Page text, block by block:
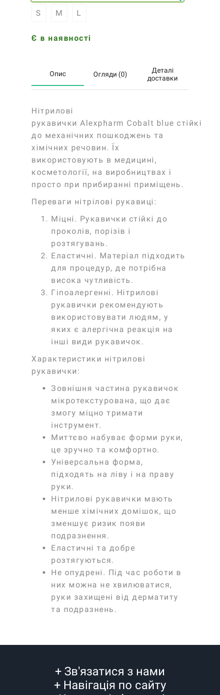
S M L
Є в наявності
Опис Огляди (0)
Деталі
доставки
Нітрилові
рукавички Alexpharm Cobalt blue стійкі
до механічних пошкоджень та
хімічних речовин. Їх
використовують в медицині,
косметології, на виробництвах і
просто при прибиранні приміщень.
Переваги нітрілові рукавиці:
Міцні . Рукавички стійкі до
проколів, порізів і
розтягувань.
Еластичні . Матеріал підходить
для процедур, де потрібна
висока чутливість.
Гіпоалергенні . Нітрилові
рукавички рекомендують
використовувати людям, у
яких є алергічна реакція на
інші види рукавичок.
Характеристики нітрилові
рукавички:
Зовнішня частина рукавичок
мікротекстурована, що дає
змогу міцно тримати
інструмент.
Миттєво набуває форми руки,
це зручно та комфортно.
Універсальна форма,
підходять на ліву і на праву
руки.
Нітрилові рукавички мають
менше хімічних домішок, що
зменшує ризик появи
подразнення.
Еластичні та добре
розтягуються.
Не опудрені. Під час роботи в
них можна не хвилюватися,
руки захищені від дерматиту
та подразнень.
+ Зв'язатися з нами
+ Навігація по сайту